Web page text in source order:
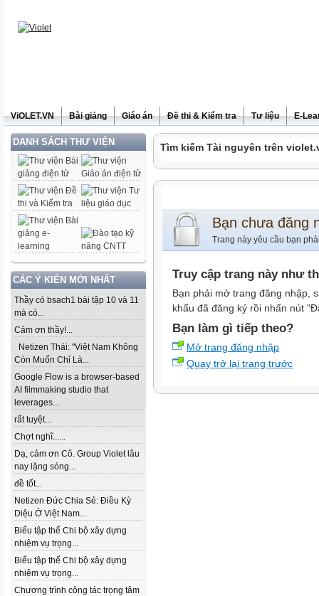
ViOLET.VN Bài giảng Giáo án Đề thi & Kiểm tra Tư liệu E-
DANH SÁCH THƯ VIỆN
CÁC Ý KIẾN MỚI NHẤT
Thầy có bsach1 bài tập 10 và 11
mà có...
Cảm ơn thầy!...
Netizen Thái: "Việt Nam Không
Còn Muốn Chỉ Là...
Google Flow is a browser-based
AI filmmaking studio that
leverages...
rất tuyệt...
Chợt nghĩ......
Dạ, cảm ơn Cô. Group Violet lâu
nay lặng sóng...
đề tốt...
Netizen Đức Chia Sẻ: Điều Kỳ
Diệu Ở Việt Nam...
Biểu tập thể Chi bộ xây dựng
nhiệm vụ trọng...
Biểu tập thể Chi bộ xây dựng
nhiệm vụ trọng...
Chương trình công tác trọng tâm
Tìm kiếm Tài nguyên trên
Bạn chưa đăng
Trang này yêu cầu bạn
Truy cập trang này như
Bạn phải mở trang đăng nhập,
khẩu đã đăng ký rồi nhấn nút
Bạn làm gì tiếp theo?
Mở trang đăng nhập
Quay trở lại trang trước